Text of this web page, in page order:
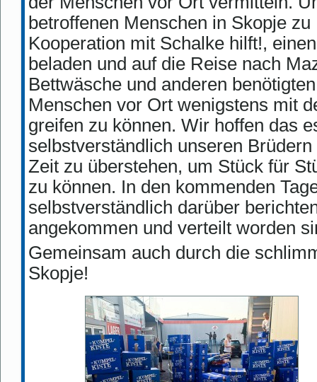
betroffenen Menschen in Skopje
Kooperation mit Schalke hilft!,
beladen und auf die Reise nach
Bettwäsche und anderen
Menschen vor Ort wenigstens mit
greifen zu können. Wir hoffen das
selbstverständlich unseren
Zeit zu überstehen, um Stück für
zu können. In den kommenden
selbstverständlich darüber
angekommen und verteilt worden
Gemeinsam auch durch die
Skopje!